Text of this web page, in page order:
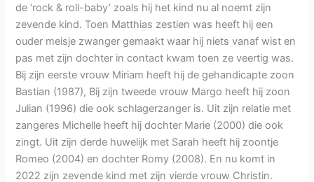
de ‘rock & roll-baby’ zoals hij het kind nu al noemt zijn
zevende kind. Toen Matthias zestien was heeft hij een
ouder meisje zwanger gemaakt waar hij niets vanaf wist en
pas met zijn dochter in contact kwam toen ze veertig was.
Bij zijn eerste vrouw Miriam heeft hij de gehandicapte zoon
Bastian (1987), Bij zijn tweede vrouw Margo heeft hij zoon
Julian (1996) die ook schlagerzanger is. Uit zijn relatie met
zangeres Michelle heeft hij dochter Marie (2000) die ook
zingt. Uit zijn derde huwelijk met Sarah heeft hij zoontje
Romeo (2004) en dochter Romy (2008). En nu komt in
2022 zijn zevende kind met zijn vierde vrouw Christin.